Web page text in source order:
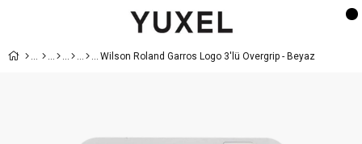
Wilson Roland Garros Logo 3'lü Overgrip - Beyaz